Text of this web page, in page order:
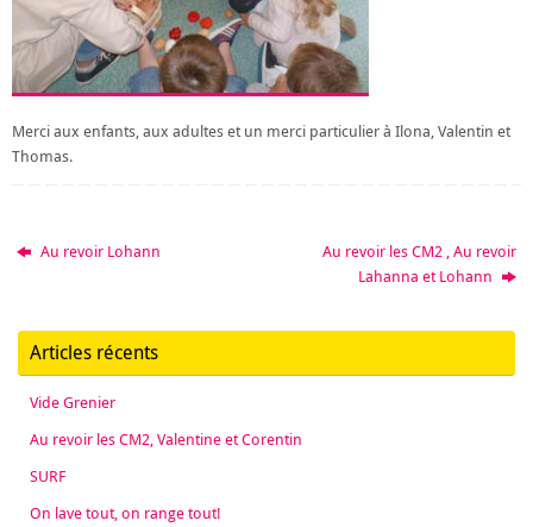
Merci aux enfants, aux adultes et un merci particulier à Ilona, Valentin et
Thomas.
Au revoir Lohann
Au revoir les CM2 , Au revoir
Lahanna et Lohann
Articles récents
Vide Grenier
Au revoir les CM2, Valentine et Corentin
SURF
On lave tout, on range tout!